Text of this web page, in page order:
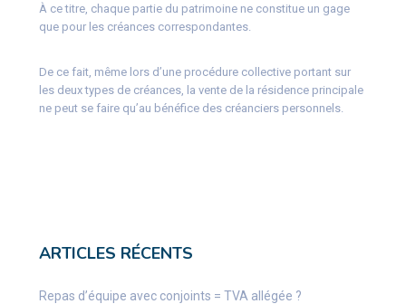
À ce titre, chaque partie du patrimoine ne constitue un gage
que pour les créances correspondantes.
De ce fait, même lors d’une procédure collective portant sur
les deux types de créances, la vente de la résidence principale
ne peut se faire qu’au bénéfice des créanciers personnels.
ARTICLES RÉCENTS
Repas d’équipe avec conjoints = TVA allégée ?